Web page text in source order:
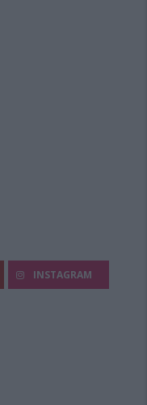
INSTAGRAM